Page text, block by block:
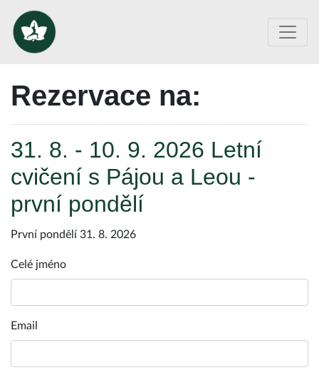
Rezervace na:
31. 8. - 10. 9. 2026 Letní
cvičení s Pájou a Leou -
první pondělí
První pondělí 31. 8. 2026
Celé jméno
Email